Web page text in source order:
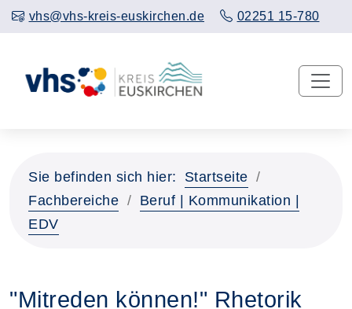
vhs@vhs-kreis-euskirchen.de 02251 15-780
Sie befinden sich hier:
Startseite
Fachbereiche
Beruf | Kommunikation |
EDV
"Mitreden können!" Rhetorik